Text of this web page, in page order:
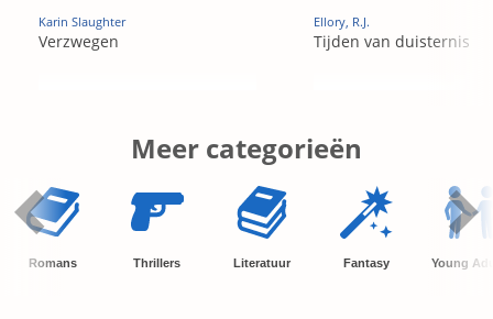
Karin Slaughter
Verzwegen
Ellory, R.J.
Tijden van duisternis
Meer categorieën
Romans Thrillers Literatuur Fantasy Young